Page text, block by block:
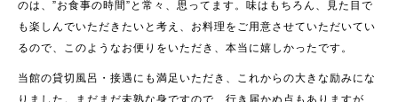
のは、”お食事の時間”と常々、思ってます。味はもちろん、見た目で
も楽しんでいただきたいと考え、お料理をご用意させていただいてい
るので、このようなお便りをいただき、本当に嬉しかったです。
当館の貸切風呂・接遇にも満足いただき、これからの大きな励みにな
りました。まだまだ未熟な身ですので、行き届かぬ点もありますが、